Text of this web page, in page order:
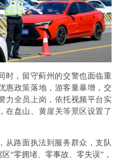
时，留守蓟州的交警也面临重
惠政策落地，游客量暴增，交
力全员上岗，依托视频平台实
在盘山、黄崖关等景区设置了
从路面执法到服务群众，支队
“零拥堵、零事故、零失误”，